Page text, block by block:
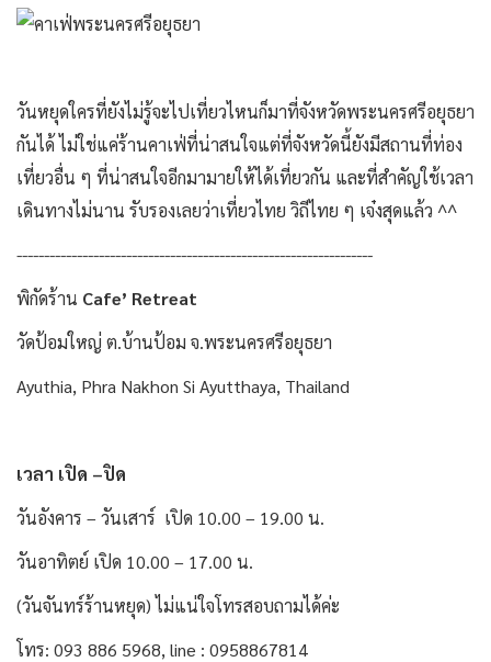
วันหยุดใครที่ยังไม่รู้จะไปเที่ยวไหนก็มาที่จังหวัดพระนครศรีอยุธยา
กันได้ ไม่ใช่แค่ร้านคาเฟ่ที่น่าสนใจแต่ที่จังหวัดนี้ยังมีสถานที่ท่อง
เที่ยวอื่น ๆ ที่น่าสนใจอีกมามายให้ได้เที่ยวกัน และที่สำคัญใช้เวลา
เดินทางไม่นาน รับรองเลยว่าเที่ยวไทย วิถีไทย ๆ เจ๋งสุดแล้ว ^^
-----------------------------------------------------------------
พิกัดร้าน Cafe’ Retreat
วัดป้อมใหญ่ ต.บ้านป้อม จ.พระนครศรีอยุธยา
Ayuthia, Phra Nakhon Si Ayutthaya, Thailand
เวลา เปิด –ปิด
วันอังคาร – วันเสาร์ เปิด 10.00 – 19.00 น.
วันอาทิตย์ เปิด 10.00 – 17.00 น.
(วันจันทร์ร้านหยุด) ไม่แน่ใจโทรสอบถามได้ค่ะ
โทร: 093 886 5968, line : 0958867814